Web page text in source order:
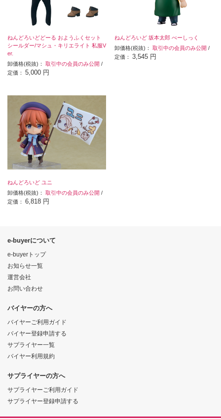
ねんどろいどどーる おようふくセット
シールダー/マシュ・キリエライト 私服V
er.
卸価格(税抜)： 取引中の会員のみ公開 /
定価： 5,000 円
ねんどろいど 坂本太郎 べーしっく
卸価格(税抜)：取引中の会員のみ公開 /
定価：3,545 円
ねんどろいど ユニ
卸価格(税抜)： 取引中の会員のみ公開 /
定価： 6,818 円
e-buyerについて
e-buyerトップ
お知らせ一覧
運営会社
お問い合わせ
バイヤーの方へ
バイヤーご利用ガイド
バイヤー登録申請する
サプライヤー一覧
バイヤー利用規約
サプライヤーの方へ
サプライヤーご利用ガイド
サプライヤー登録申請する